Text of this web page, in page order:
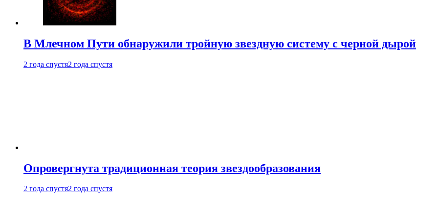
В Млечном Пути обнаружили тройную звездную систему с черной дырой
2 года спустя2 года спустя
Опровергнута традиционная теория звездообразования
2 года спустя2 года спустя